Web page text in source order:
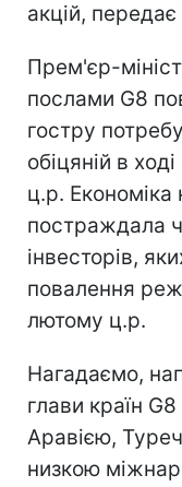
акцій,
Прем'єр-
послами G8
гостру
обіцяній в
ц.р. Економіка
постраждала
інвесторів,
повалення
лютому ц.р.
Нагадаємо,
глави країн
Аравією,
низкою